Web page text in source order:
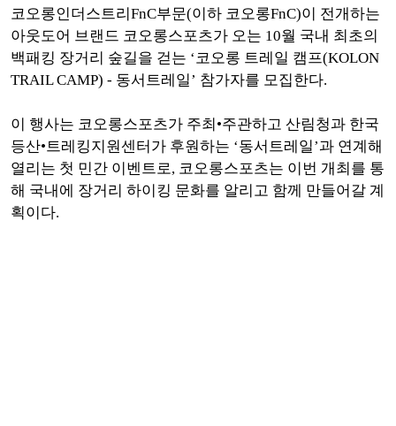
코오롱인더스트리FnC부문(이하 코오롱FnC)이 전개하는
아웃도어 브랜드 코오롱스포츠가 오는 10월 국내 최초의
백패킹 장거리 숲길을 걷는 ‘코오롱 트레일 캠프(KOLON
TRAIL CAMP) - 동서트레일’ 참가자를 모집한다.
이 행사는 코오롱스포츠가 주최•주관하고 산림청과 한국
등산•트레킹지원센터가 후원하는 ‘동서트레일’과 연계해
열리는 첫 민간 이벤트로, 코오롱스포츠는 이번 개최를 통
해 국내에 장거리 하이킹 문화를 알리고 함께 만들어갈 계
획이다.